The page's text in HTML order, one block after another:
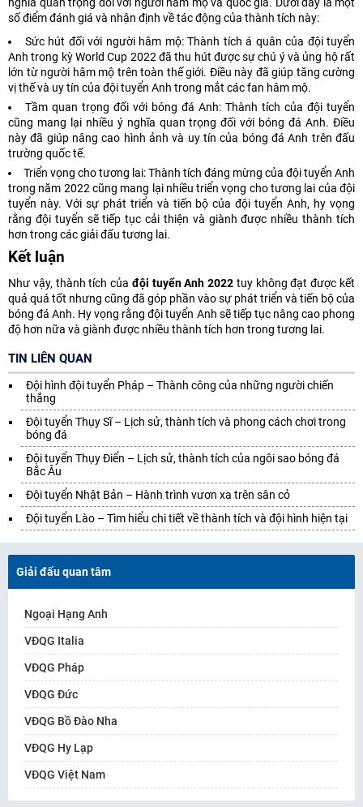
số điểm đánh giá và nhận định về tác động của thành tích này:
Sức hút đối với người hâm mộ: Thành tích á quân của đội tuyển
Anh trong kỳ World Cup 2022 đã thu hút được sự chú ý và ủng hộ rất
lớn từ người hâm mộ trên toàn thế giới. Điều này đã giúp tăng cường
vị thế và uy tín của đội tuyển Anh trong mắt các fan hâm mộ.
Tầm quan trọng đối với bóng đá Anh: Thành tích của đội tuyển
cũng mang lại nhiều ý nghĩa quan trọng đối với bóng đá Anh. Điều
này đã giúp nâng cao hình ảnh và uy tín của bóng đá Anh trên đấu
trường quốc tế.
Triển vọng cho tương lai: Thành tích đáng mừng của đội tuyển Anh
trong năm 2022 cũng mang lại nhiều triển vọng cho tương lai của đội
tuyển này. Với sự phát triển và tiến bộ của đội tuyển Anh, hy vọng
rằng đội tuyển sẽ tiếp tục cải thiện và giành được nhiều thành tích
hơn trong các giải đấu tương lai.
Kết luận
Như vậy, thành tích của đội tuyển Anh 2022 tuy không đạt được kết
quả quá tốt nhưng cũng đã góp phần vào sự phát triển và tiến bộ của
bóng đá Anh. Hy vọng rằng đội tuyển Anh sẽ tiếp tục nâng cao phong
độ hơn nữa và giành được nhiều thành tích hơn trong tương lai.
TIN LIÊN QUAN
Đội hình đội tuyển Pháp – Thành công của những người chiến
thắng
Đội tuyển Thụy Sĩ – Lịch sử, thành tích và phong cách chơi trong
bóng đá
Đội tuyển Thụy Điển – Lịch sử, thành tích của ngôi sao bóng đá
Bắc Âu
Đội tuyển Nhật Bản – Hành trình vươn xa trên sân cỏ
Đội tuyển Lào – Tìm hiểu chi tiết về thành tích và đội hình hiện tại
Giải đấu quan tâm
Ngoại Hạng Anh
VĐQG Italia
VĐQG Pháp
VĐQG Đức
VĐQG Bồ Đào Nha
VĐQG Hy Lạp
VĐQG Việt Nam